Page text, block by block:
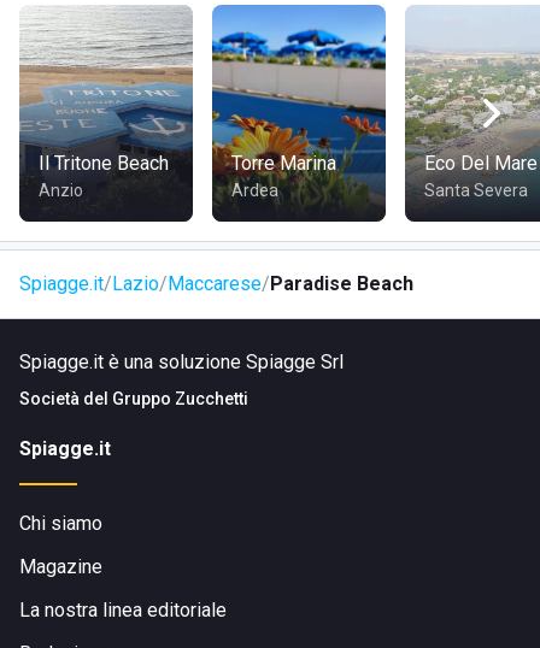
I servizi offerti dalParadise Beach sono i seguenti:
Bar
Il bar della spiaggia è il luogo ideale per la sosta, per chi
sole. Caffè, aperitivo, bibite, snack, merendine, a completa
disposizione di tutti i clienti.
Il Tritone Beach
Anzio
Torre Marina
Ardea
Eco Del Mare
Santa Severa
Spiagge.it Lazio Maccarese Paradise Beach
Spiagge.it è una soluzione Spiagge Srl
Società del Gruppo Zucchetti
Spiagge.it
Chi siamo
Magazine
La nostra linea editoriale